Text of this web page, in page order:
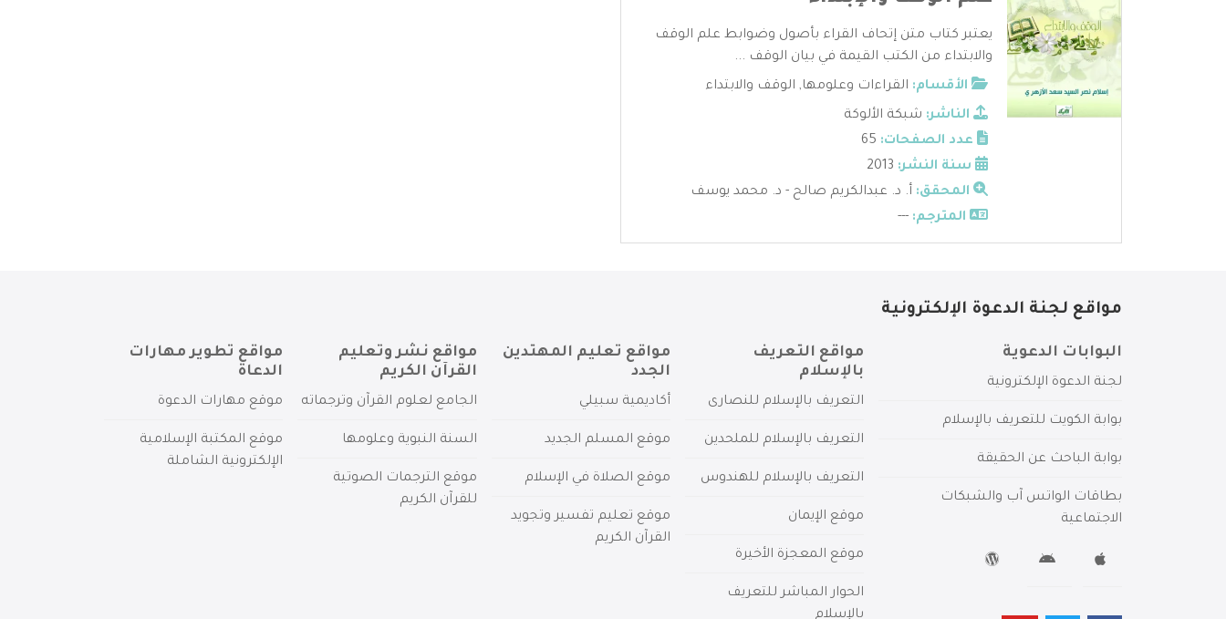
يعتبر كتاب متن إتحاف القراء بأصول وضوابط علم الوقف
والابتداء من الكتب القيمة في بيان الوقف ...
الأقسام: القراءات وعلومها, الوقف والابتداء
الناشر: شبكة الألوكة
عدد الصفحات:
سنة النشر:
المحقق: أ. د. عبدالكريم صالح - د. محمد يوسف
المترجم: ---
مواقع لجنة الدعوة الإلكترونية
البوابات الدعوية
لجنة الدعوة الإلكترونية
بوابة الكويت للتعريف بالإسلام
بوابة الباحث عن الحقيقة
بطاقات الواتس آب والشبكات
الاجتماعية
مواقع التعريف
بالإسلام
التعريف بالإسلام للنصارى
التعريف بالإسلام للملحدين
التعريف بالإسلام للهندوس
موقع الإيمان
موقع المعجزة الأخيرة
الحوار المباشر للتعريف
بالإسلام
مواقع تعليم المهتدين
الجدد
أكاديمية سبيلي
موقع المسلم الجديد
موقع الصلاة في الإسلام
موقع تعليم تفسير وتجويد
القرآن الكريم
مواقع نشر وتعليم
القرآن الكريم
الجامع لعلوم القرآن وترجماته
السنة النبوية وعلومها
موقع الترجمات الصوتية
للقرآن الكريم
مواقع تطوير مهارات
الدعاة
موقع مهارات الدعوة
موقع المكتبة الإسلامية
الإلكترونية الشاملة